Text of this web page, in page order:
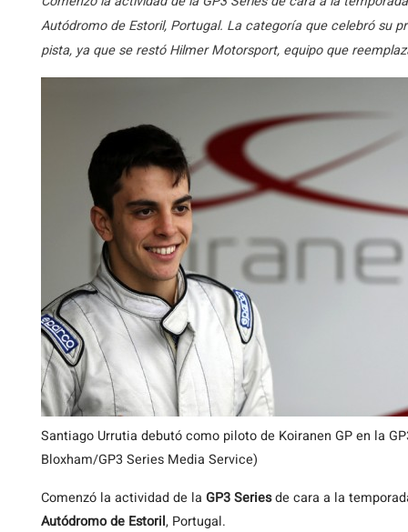
Autódromo de Estoril, Portugal. La categoría que celebró su
pista, ya que se restó Hilmer Motorsport, equipo que
Santiago Urrutia debutó como piloto de Koiranen GP en la
Bloxham/GP3 Series Media Service)
Comenzó la actividad de la GP3 Seriesde cara a la
Autódromo de Estoril, Portugal.